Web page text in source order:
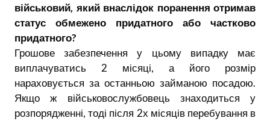
військовий, який внаслідок поранення отримав
статус обмежено придатного або частково
придатного?
Грошове забезпечення у цьому випадку має
виплачуватись 2 місяці, а його розмір
нараховується за останньою займаною посадою.
Якщо ж військовослужбовець знаходиться у
розпорядженні, тоді після 2х місяців перебування в